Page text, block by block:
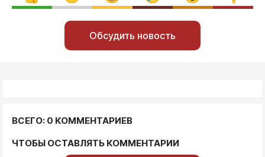
Обсудить новость
ВСЕГО: 0 КОММЕНТАРИЕВ
ЧТОБЫ ОСТАВЛЯТЬ КОММЕНТАРИИ